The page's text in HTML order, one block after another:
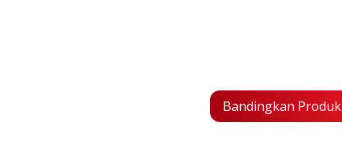
Bandingkan Produk